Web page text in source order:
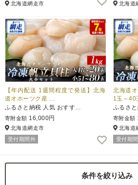
北海道網走市 北海道
【年内配送 1週間程度で発送】北海
道オホーツク産 …
ふるさと納税 人気 おすす…
寄附金額 16,000円
北海道網走市
受付期間外
北海道
1玉～40
ふるさ
寄附金額
北海道
受付期
条件を絞り込み